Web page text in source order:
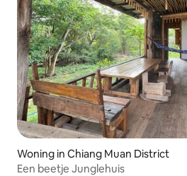
Woning in Chiang Muan District
Een beetje Junglehuis